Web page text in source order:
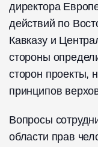
директора
действий по
Кавказу и
стороны
сторон проекты,
принципов
Вопросы
области прав